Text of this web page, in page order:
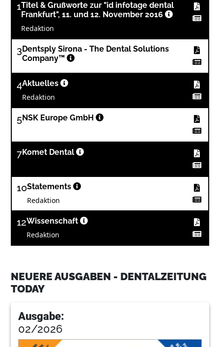
1Titel & Grußworte zur "id infotage dental
Frankfurt", 11. und 12. November 2016
Redaktion
3 Dentsply Sirona - The Dental Solutions
Company™
4Aktuelles
Redaktion
5NSK Europe GmbH
7Komet Dental
10Statements
Redaktion
12Wissenschaft
Redaktion
15NSK Europe GmbH
17Shofu Dental GmbH
NEUERE AUSGABEN - DENTALZEITUNG
TODAY
Ausgabe:
02/2026